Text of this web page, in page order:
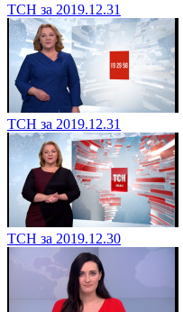
ТСН за 2019.12.31
ТСН за 2019.12.31
ТСН за 2019.12.30